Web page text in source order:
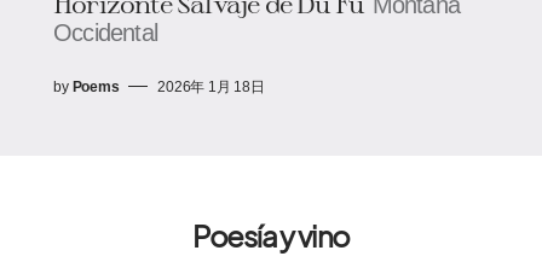
Occidental
by Poems 2026年 1月 18日
Poesía y vino